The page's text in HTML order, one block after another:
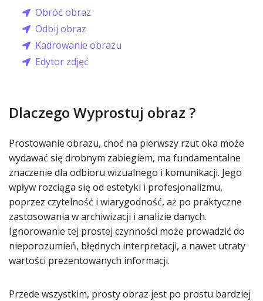
Obróć obraz
Odbij obraz
Kadrowanie obrazu
Edytor zdjęć
Dlaczego Wyprostuj obraz ?
Prostowanie obrazu, choć na pierwszy rzut oka może
wydawać się drobnym zabiegiem, ma fundamentalne
znaczenie dla odbioru wizualnego i komunikacji. Jego
wpływ rozciąga się od estetyki i profesjonalizmu,
poprzez czytelność i wiarygodność, aż po praktyczne
zastosowania w archiwizacji i analizie danych.
Ignorowanie tej prostej czynności może prowadzić do
nieporozumień, błędnych interpretacji, a nawet utraty
wartości prezentowanych informacji.
Przede wszystkim, prosty obraz jest po prostu bardziej